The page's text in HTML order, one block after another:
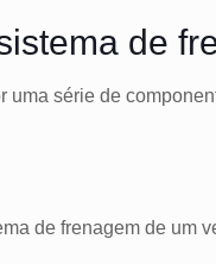
de
uma série de
de frenagem de um